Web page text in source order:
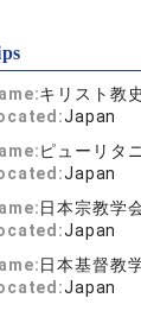
キリスト教
Japan
ピューリタ
Japan
日本宗教学
Japan
日本基督教
Japan